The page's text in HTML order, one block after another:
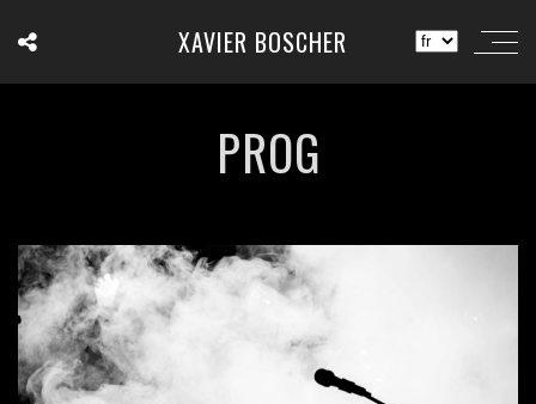
XAVIER BOSCHER
PROG